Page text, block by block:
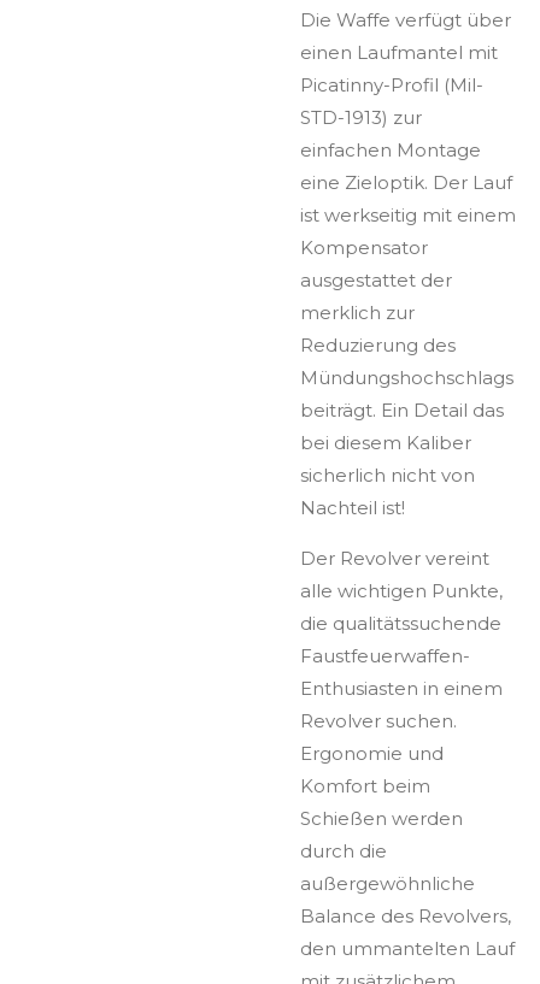
Die Waffe verfügt über
einen Laufmantel mit
Picatinny-Profil (Mil-
STD-1913) zur
einfachen Montage
eine Zieloptik. Der Lauf
ist werkseitig mit einem
Kompensator
ausgestattet der
merklich zur
Reduzierung des
Mündungshochschlags
beiträgt. Ein Detail das
bei diesem Kaliber
sicherlich nicht von
Nachteil ist!
Der Revolver vereint
alle wichtigen Punkte,
die qualitätssuchende
Faustfeuerwaffen-
Enthusiasten in einem
Revolver suchen.
Ergonomie und
Komfort beim
Schießen werden
durch die
außergewöhnliche
Balance des Revolvers,
den ummantelten Lauf